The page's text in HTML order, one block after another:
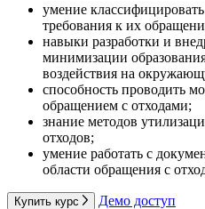
умение
требования к их
навыки разработки и
минимизации
воздействия на
способность проводить
обращением с отходами;
знание методов
отходов;
умение работать с
области обращения с
Купить курс
Демо доступ